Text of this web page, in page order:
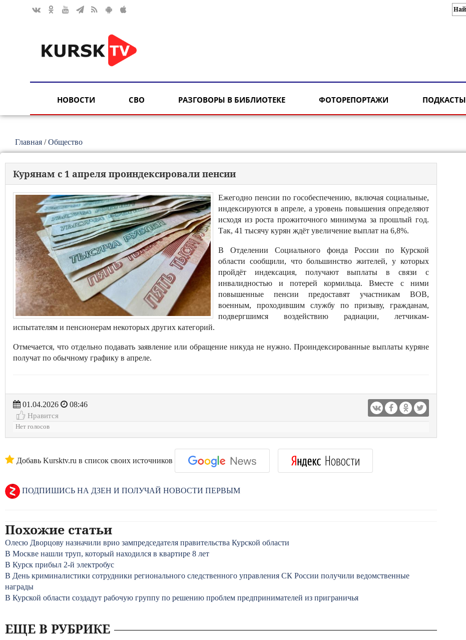
НОВОСТИ СВО РАЗГОВОРЫ В БИБЛИОТЕКЕ ФОТОРЕПОРТАЖИ ПОДКАСТЫ
Главная /Общество
Курянам с 1 апреля проиндексировали пенсии
Ежегодно пенсии по гособеспечению, включая социальные,
индексируются в апреле, а уровень повышения определяют
исходя из роста прожиточного минимума за прошлый год.
Так, 41 тысячу курян ждёт увеличение выплат на 6,8%.
В Отделении Социального фонда России по Курской
области сообщили, что большинство жителей, у которых
пройдёт индексация, получают выплаты в связи с
инвалидностью и потерей кормильца. Вместе с ними
повышенные пенсии предоставят участникам ВОВ,
военным, проходившим службу по призыву, гражданам,
подвергшимся воздействию радиации, летчикам-
испытателям и пенсионерам некоторых других категорий.
Отмечается, что отдельно подавать заявление или обращение никуда не нужно. Проиндексированные выплаты куряне
получат по обычному графику в апреле.
01.04.2026
08:46
Нравится
Нет голосов
Добавь Kursktv.ru в список своих источников
ПОДПИШИСЬ НА ДЗЕН И ПОЛУЧАЙ НОВОСТИ ПЕРВЫМ
Похожие статьи
Олесю Дворцову назначили врио зампредседателя правительства Курской области
В Москве нашли труп, который находился в квартире 8 лет
В Курск прибыл 2-й электробус
В День криминалистики сотрудники регионального следственного управления СК России получили ведомственные
награды
В Курской области создадут рабочую группу по решению проблем предпринимателей из приграничья
ЕЩЕ В РУБРИКЕ